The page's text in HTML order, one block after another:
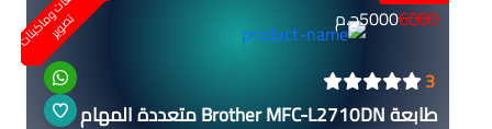
م
ت
ر
3
طابعة Brother MFC-L2710DN متعددة المهام
6000
5000ج.م